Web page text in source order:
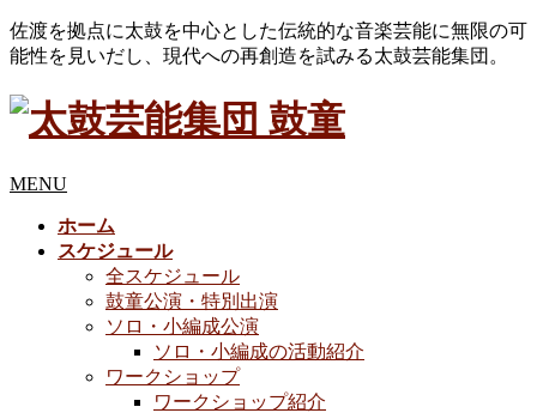
佐渡を拠点に太鼓を中心とした伝統的な音楽芸能に無限の可
能性を見いだし、現代への再創造を試みる太鼓芸能集団。
MENU
ホーム
スケジュール
全スケジュール
鼓童公演・特別出演
ソロ・小編成公演
ソロ・小編成の活動紹介
ワークショップ
ワークショップ紹介